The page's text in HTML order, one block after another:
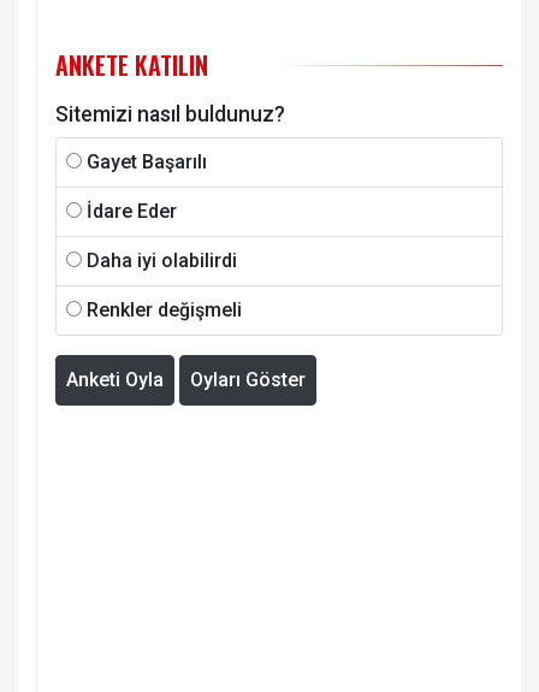
ANKETE KATILIN
Sitemizi nasıl buldunuz?
Gayet Başarılı
İdare Eder
Daha iyi olabilirdi
Renkler değişmeli
Anketi Oyla Oyları Göster